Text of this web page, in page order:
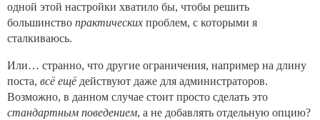
одной этой настройки хватило бы, чтобы решить
большинство практических проблем, с которыми я
сталкиваюсь.
Или… странно, что другие ограничения, например на длину
поста, всё ещё действуют даже для администраторов.
Возможно, в данном случае стоит просто сделать это
стандартным поведением, а не добавлять отдельную опцию?